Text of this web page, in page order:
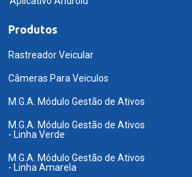
Produtos
Rastreador Veicular
Câmeras Para Veiculos
M.G.A. Módulo Gestão de Ativos
M.G.A. Módulo Gestão de Ativos
- Linha Verde
M.G.A. Módulo Gestão de Ativos
- Linha Amarela